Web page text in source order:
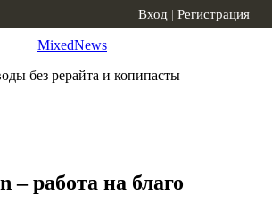
MixedNews
без рерайта и копипасты
Вход | Регистрация
– работа на благо